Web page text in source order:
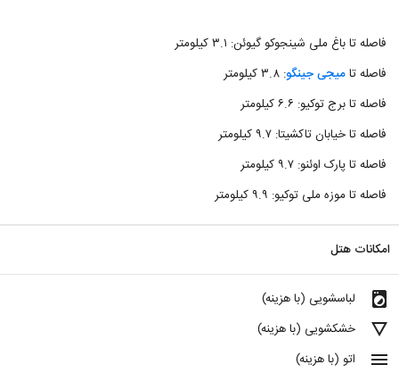
فاصله تا باغ ملی شینجوکو گیوئن: ۳.۱ کیلومتر
فاصله تامیجی جینگو: ۳.۸ کیلومتر
فاصله تا برج توکیو: ۶.۶ کیلومتر
فاصله تا خیابان تاکشیتا: ۹.۷ کیلومتر
فاصله تا پارک اوئنو: ۹.۷ کیلومتر
فاصله تا موزه ملی توکیو: ۹.۹ کیلومتر
امکانات هتل
local_laundry_service لباسشویی (با هزینه)
details خشکشویی (با هزینه)
menu اتو (با هزینه)